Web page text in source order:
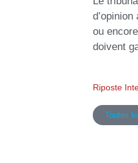
ou
doivent
Riposte
Toutes